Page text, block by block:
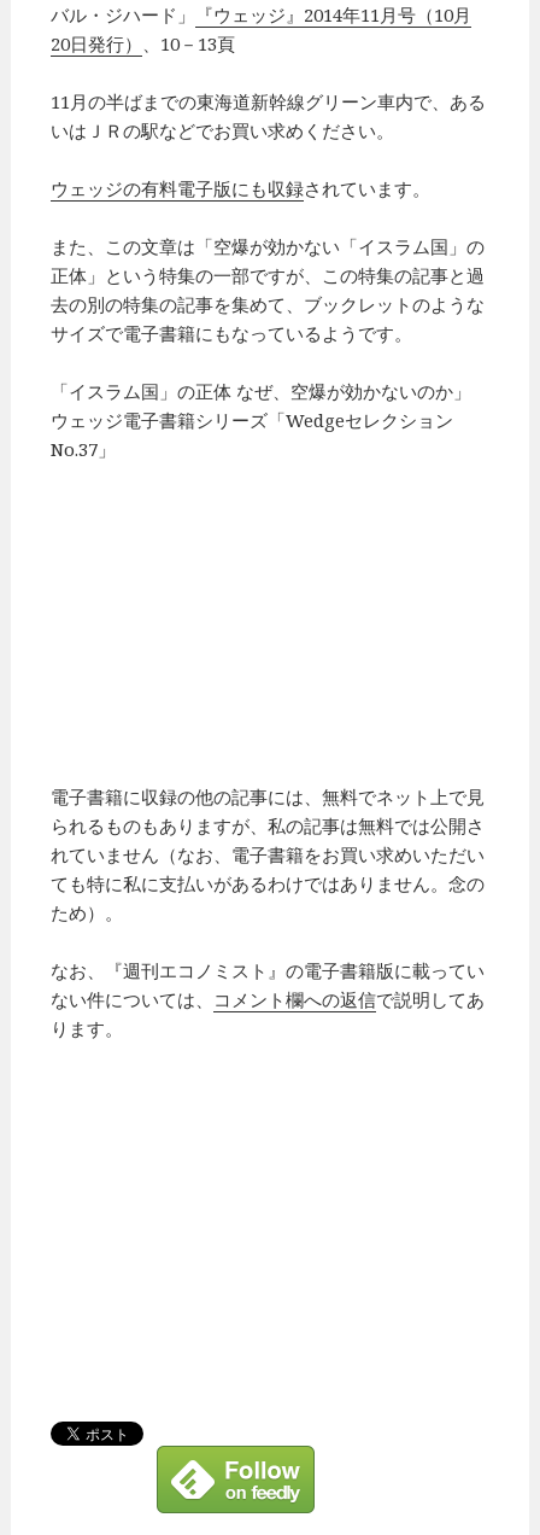
バル・ジハード」
『ウェッジ』2014年11月号（10月
20日発行）
、10－13頁
11月の半ばまでの東海道新幹線グリーン車内で、ある
いはＪＲの駅などでお買い求めください。
ウェッジの有料電子版にも収録されています。
また、この文章は「空爆が効かない「イスラム国」の
正体」という特集の一部ですが、この特集の記事と過
去の別の特集の記事を集めて、ブックレットのような
サイズで電子書籍にもなっているようです。
「イスラム国」の正体 なぜ、空爆が効かないのか」
ウェッジ電子書籍シリーズ「Wedgeセレクション
No.37」
電子書籍に収録の他の記事には、無料でネット上で見
られるものもありますが、私の記事は無料では公開さ
れていません（なお、電子書籍をお買い求めいただい
ても特に私に支払いがあるわけではありません。念の
ため）。
なお、『週刊エコノミスト』の電子書籍版に載ってい
ない件については、 コメント欄への返信で説明してあ
ります。